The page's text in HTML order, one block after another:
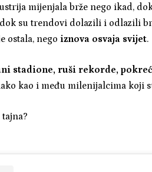
mijenjala brže nego ikad,
su trendovi dolazili i odlazili
ostala, nego iznova osvaja svijet.
stadione, ruši rekorde,
kao i među milenijalcima koji